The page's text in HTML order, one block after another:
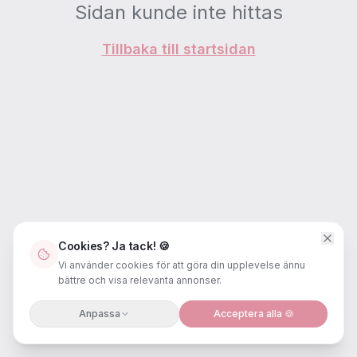
Sidan kunde inte hittas
Tillbaka till startsidan
Cookies? Ja tack! 🍪
Vi använder cookies för att göra din upplevelse ännu
bättre och visa relevanta annonser.
Anpassa Acceptera alla 🍪